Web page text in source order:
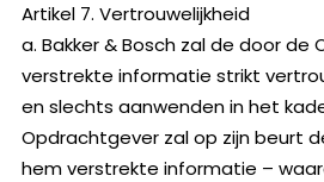
Artikel 7. Vertrouwelijkheid
a. Bakker & Bosch zal de door de
verstrekte informatie strikt
en slechts aanwenden in het
Opdrachtgever zal op zijn beurt
hem verstrekte informatie –